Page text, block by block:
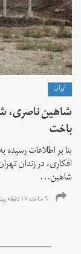
ايران
شاهین ناصری،
باخت
بنا بر اطلاعات رسیده
افکاری، در زندان
شاهین...
۹ ساعت ۱۸ دقیقه پیش